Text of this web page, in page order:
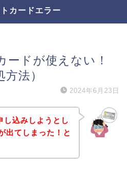
カードエラー
ードが使えない！
法）
2024年6月23日
し込みしようとし
出てしまった！と